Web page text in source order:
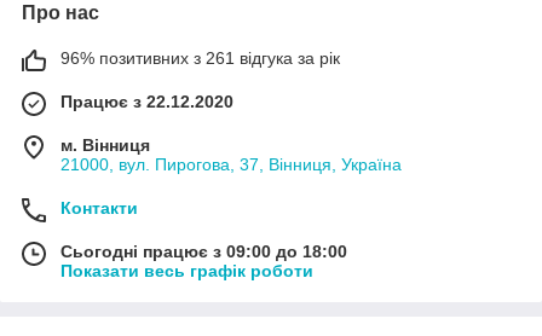
Про нас
96% позитивних з 261 відгука за рік
Працює з 22.12.2020
м. Вінниця
21000, вул. Пирогова, 37, Вінниця, Україна
Контакти
Сьогодні працює з 09:00 до 18:00
Показати весь графік роботи